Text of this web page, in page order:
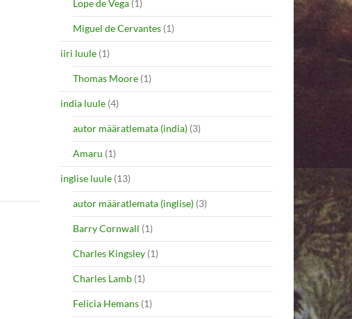
Lope de Vega (1)
Miguel de Cervantes (1)
iiri luule (1)
Thomas Moore (1)
india luule (4)
autor määratlemata (india) (3)
Amaru (1)
inglise luule (13)
autor määratlemata (inglise) (3)
Barry Cornwall (1)
Charles Kingsley (1)
Charles Lamb (1)
Felicia Hemans (1)